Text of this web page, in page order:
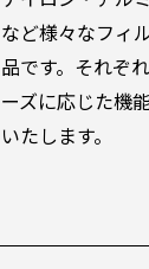
など様々なフィ
品です。それぞ
ーズに応じた機
いたします。